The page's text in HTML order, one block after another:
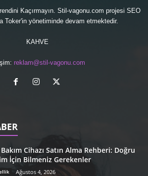
Kaçırmayın. Stil-vagonu.com projesi SEO
Toker'in yönetiminde devam etmektedir.
KAHVE
reklam@stil-vagonu.com
Cihazı Satın Alma Rehberi: Doğru
İçin Bilmeniz Gerekenler
Ağustos 4, 2026